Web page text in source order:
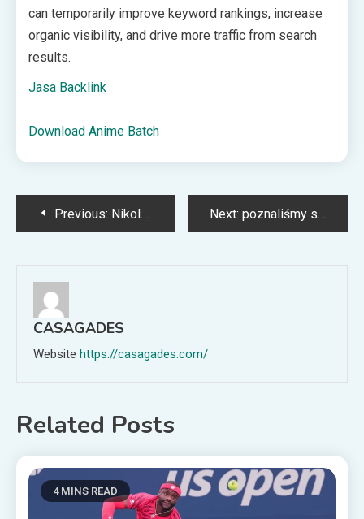
can temporarily improve keyword rankings, increase
organic visibility, and drive more traffic from search
results.
Jasa Backlink
Download Anime Batch
PostPrevious: Nikoloz Basilaszwili – Ben Shelton Typy, Kursy (09.05.2026) Next: poznaliśmy sędziów głównych na MŚ 2026. Jest Polak!
CASAGADES
Website https://casagades.com/
Related Posts
4 MINS READ